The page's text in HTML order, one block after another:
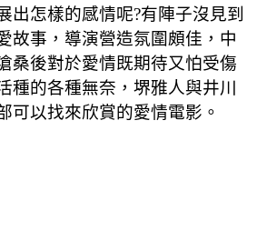
出怎樣的感情呢?有陣子沒見到
故事，導演營造氛圍頗佳，中
桑後對於愛情既期待又怕受傷
種的各種無奈，堺雅人與井川
可以找來欣賞的愛情電影。